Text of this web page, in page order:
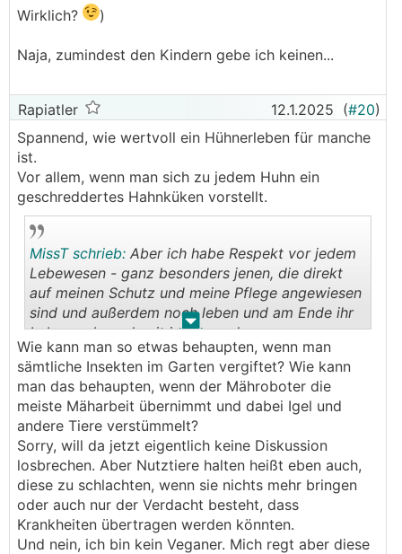
Wirklich? )
Naja, zumindest den Kindern gebe ich keinen...
Rapiatler 12.1.2025 (#20)
Spannend, wie wertvoll ein Hühnerleben für manche
ist.
Vor allem, wenn man sich zu jedem Huhn ein
geschreddertes Hahnküken vorstellt.
. .
MissT schrieb: Aber ich habe Respekt vor jedem
Lebewesen - ganz besonders jenen, die direkt
auf meinen Schutz und meine Pflege angewiesen
sind und außerdem noch leben und am Ende ihr
Leben geben, damit ich essen kann.
Wie kann man so etwas behaupten, wenn man
sämtliche Insekten im Garten vergiftet? Wie kann
man das behaupten, wenn der Mähroboter die
meiste Mäharbeit übernimmt und dabei Igel und
andere Tiere verstümmelt?
Sorry, will da jetzt eigentlich keine Diskussion
losbrechen. Aber Nutztiere halten heißt eben auch,
diese zu schlachten, wenn sie nichts mehr bringen
oder auch nur der Verdacht besteht, dass
Krankheiten übertragen werden könnten.
Und nein, ich bin kein Veganer. Mich regt aber diese